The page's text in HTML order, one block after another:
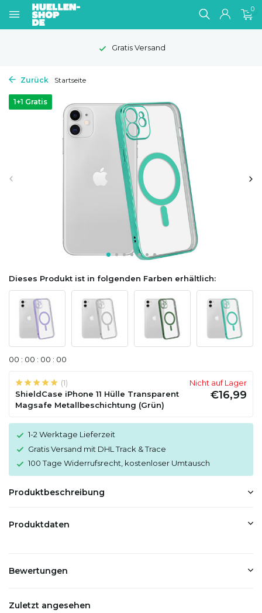
0
Gratis Versand
Zurück Startseite
1+1 Gratis
Dieses Produkt ist in folgenden Farben erhältlich:
00 : 00 : 00 : 00
(1)
ShieldCase iPhone 11 Hülle Transparent
Magsafe Metallbeschichtung (Grün)
Nicht auf Lager
€16,99
1-2 Werktage Lieferzeit
Gratis Versand mit DHL Track & Trace
100 Tage Widerrufsrecht, kostenloser Umtausch
Produktbeschreibung
Produktdaten
Bewertungen
Zuletzt angesehen